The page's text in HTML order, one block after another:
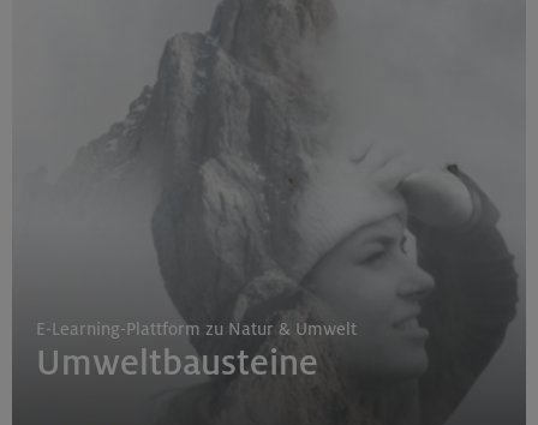
E-Learning-Plattform zu Natur & Umwelt
Umweltbausteine